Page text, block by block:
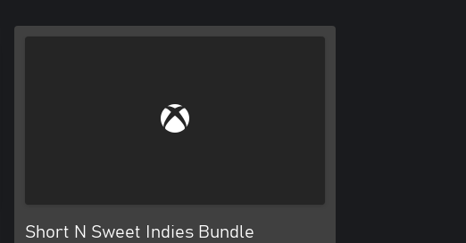
Short N Sweet Indies Bundle